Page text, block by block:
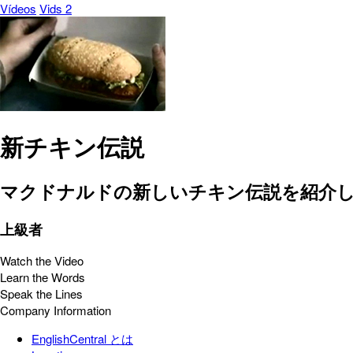
Vídeos Vids 2
新チキン伝説
マクドナルドの新しいチキン伝説を紹介
上級者
Watch the Video
Learn the Words
Speak the Lines
Company Information
EnglishCentral とは